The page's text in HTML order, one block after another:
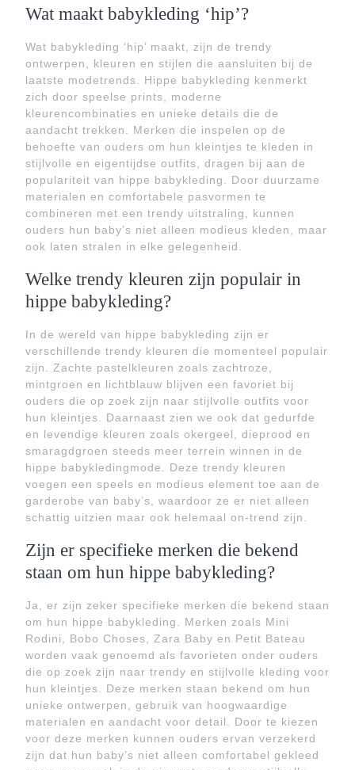
Wat maakt babykleding ‘hip’?
Wat babykleding ‘hip’ maakt, zijn de trendy
ontwerpen, kleuren en stijlen die aansluiten bij de
laatste modetrends. Hippe babykleding kenmerkt
zich door speelse prints, moderne
kleurencombinaties en unieke details die de
aandacht trekken. Merken die inspelen op de
behoefte van ouders om hun kleintjes te kleden in
stijlvolle en eigentijdse outfits, dragen bij aan de
populariteit van hippe babykleding. Door duurzame
materialen en comfortabele pasvormen te
combineren met een trendy uitstraling, kunnen
ouders hun baby’s niet alleen modieus kleden, maar
ook laten stralen in elke gelegenheid.
Welke trendy kleuren zijn populair in
hippe babykleding?
In de wereld van hippe babykleding zijn er
verschillende trendy kleuren die momenteel populair
zijn. Zachte pastelkleuren zoals zachtroze,
mintgroen en lichtblauw blijven een favoriet bij
ouders die op zoek zijn naar stijlvolle outfits voor
hun kleintjes. Daarnaast zien we ook dat gedurfde
en levendige kleuren zoals okergeel, dieprood en
smaragdgroen steeds meer terrein winnen in de
hippe babykledingmode. Deze trendy kleuren
voegen een speels en modieus element toe aan de
garderobe van baby’s, waardoor ze er niet alleen
schattig uitzien maar ook helemaal on-trend zijn.
Zijn er specifieke merken die bekend
staan om hun hippe babykleding?
Ja, er zijn zeker specifieke merken die bekend staan
om hun hippe babykleding. Merken zoals Mini
Rodini, Bobo Choses, Zara Baby en Petit Bateau
worden vaak genoemd als favorieten onder ouders
die op zoek zijn naar trendy en stijlvolle kleding voor
hun kleintjes. Deze merken staan bekend om hun
unieke ontwerpen, gebruik van hoogwaardige
materialen en aandacht voor detail. Door te kiezen
voor deze merken kunnen ouders ervan verzekerd
zijn dat hun baby’s niet alleen comfortabel gekleed